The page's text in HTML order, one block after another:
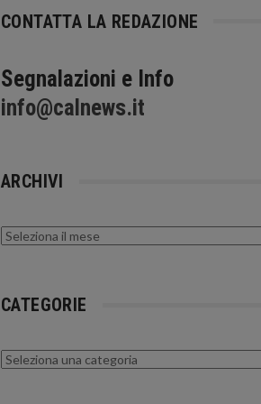
CONTATTA LA REDAZIONE
Segnalazioni e Info
info@calnews.it
ARCHIVI
Archivi
CATEGORIE
Categorie